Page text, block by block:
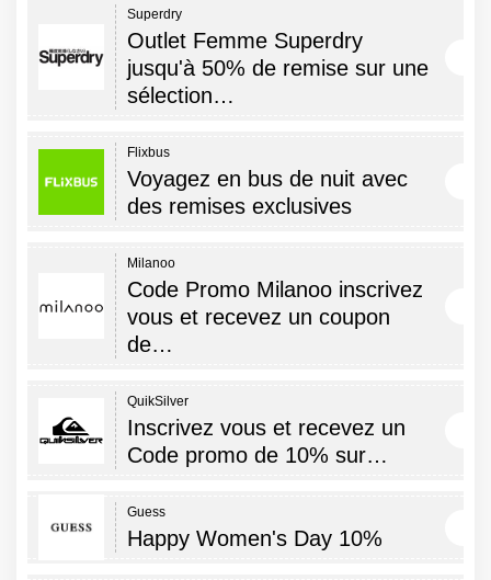
Superdry
Outlet Femme Superdry
jusqu'à 50% de remise sur une
sélection…
Flixbus
Voyagez en bus de nuit avec
des remises exclusives
Milanoo
Code Promo Milanoo inscrivez
vous et recevez un coupon
de…
QuikSilver
Inscrivez vous et recevez un
Code promo de 10% sur…
Guess
Happy Women's Day 10%